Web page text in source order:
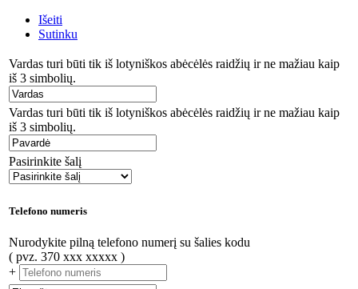
Išeiti
Sutinku
Vardas turi būti tik iš lotyniškos abėcėlės raidžių ir ne mažiau kaip
iš 3 simbolių.
Vardas turi būti tik iš lotyniškos abėcėlės raidžių ir ne mažiau kaip
iš 3 simbolių.
Pasirinkite šalį
Telefono numeris
Nurodykite pilną telefono numerį su šalies kodu
( pvz. 370 xxx xxxxx )
+